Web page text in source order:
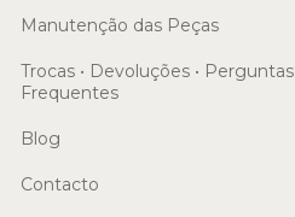
Manutenção das Peças
Trocas • Devoluções • Perguntas
Frequentes
Blog
Contacto